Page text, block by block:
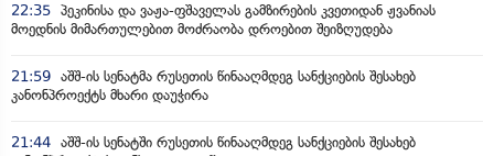
22:35 პეკინისა და ვაჟა-ფშაველას გამზირების კვეთიდან ჟვანიას
მოედნის მიმართულებით მოძრაობა დროებით შეიზღუდება
21:59 აშშ-ის სენატმა რუსეთის წინააღმდეგ სანქციების შესახებ
კანონპროექტს მხარი დაუჭირა
21:44 აშშ-ის სენატში რუსეთის წინააღმდეგ სანქციების შესახებ